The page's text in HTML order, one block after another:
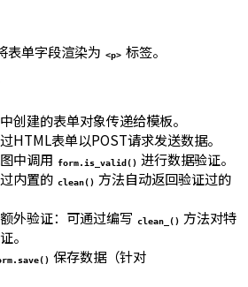
表单字段渲染为 <p> 标签。
创建的表单对象传递给模板。
HTML表单以POST请求发送数据。
中调用 form.is_valid() 进行数据验证。
内置的 clean() 方法自动返回验证过的
外验证：可通过编写 clean_ () 方法对特
。
保存数据（针对